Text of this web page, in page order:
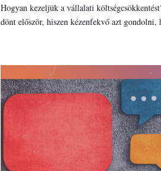
Hogyan kezeljük a vállalati
dönt először, hiszen kézenfekvő azt